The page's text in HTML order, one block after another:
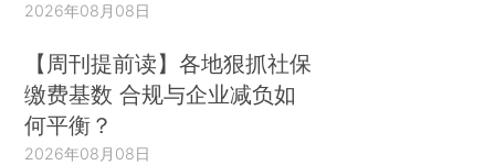
2026年08月08日
【周刊提前读】各地狠抓社保
缴费基数 合规与企业减负如
何平衡？
2026年08月08日